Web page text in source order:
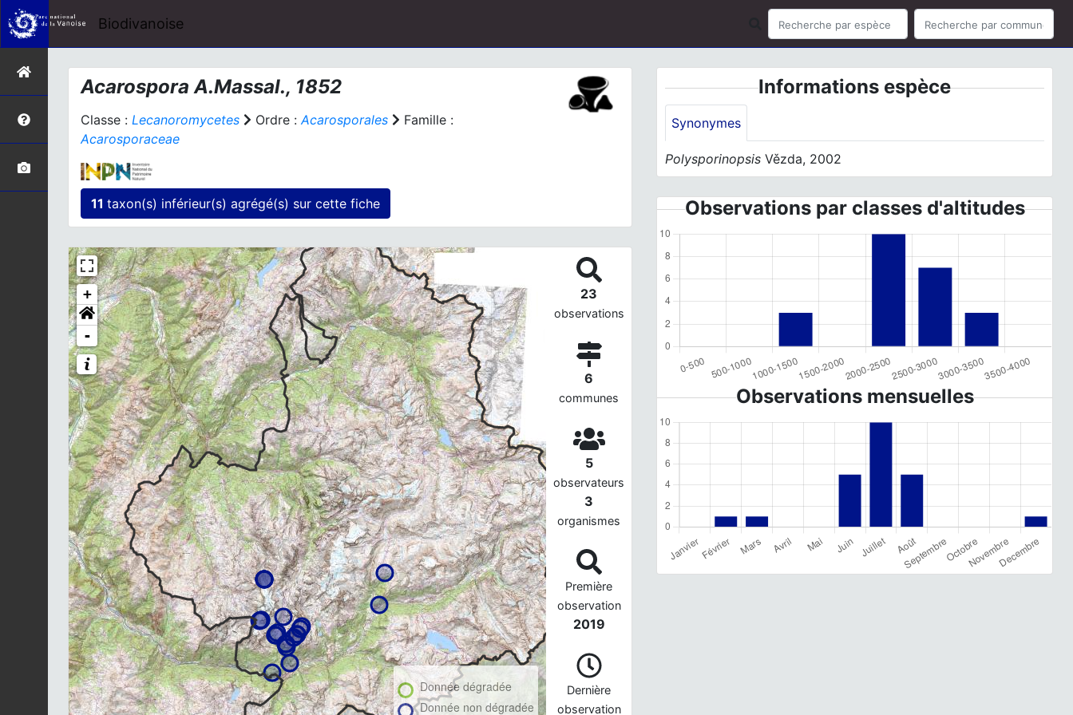
Biodivanoise
Acarospora A.Massal., 1852
Classe : Lecanoromycetes Ordre :Acarosporales
Famille :
Acarosporaceae
11 taxon(s) inférieur(s) agrégé(s) sur cette fiche
+
-
Donnée dégradée
Donnée non dégradée
23
observations
6
communes
5
observateurs
3
organismes
Première
observation
2019
Dernière
observation
Informations espèce
Synonymes
Polysporinopsis Vězda, 2002
Observations par classes d'altitudes
Observations mensuelles